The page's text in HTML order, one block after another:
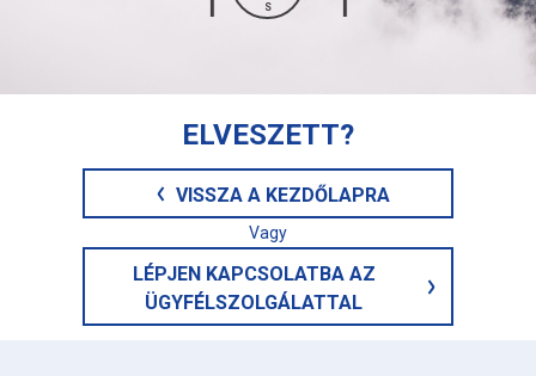
S
ELVESZETT?
VISSZA A KEZDŐLAPRA
Vagy
LÉPJEN KAPCSOLATBA AZ
ÜGYFÉLSZOLGÁLATTAL